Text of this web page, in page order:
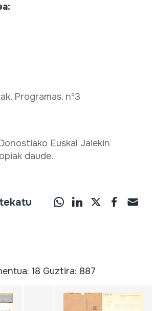
Programas. nº3
Euskal Jaiekin
daude.
18 Guztira: 887